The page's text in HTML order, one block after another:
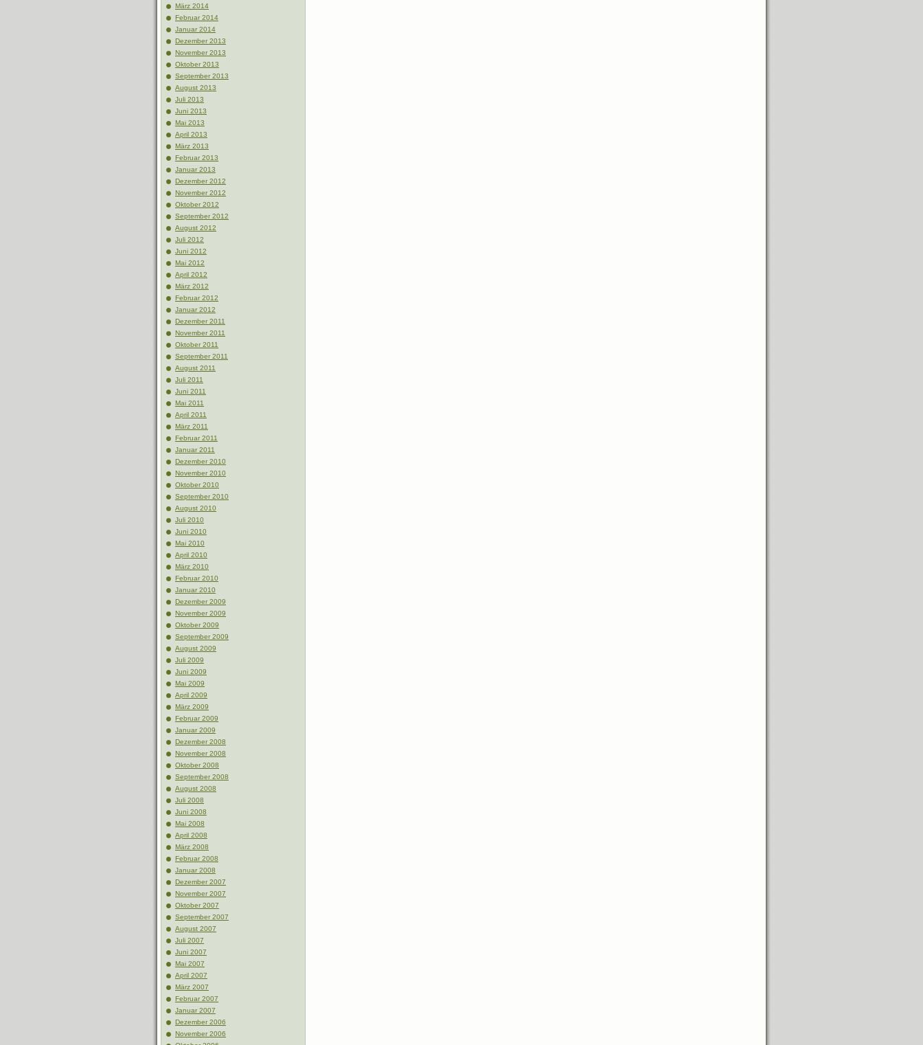
März 2014
Februar 2014
Januar 2014
Dezember 2013
November 2013
Oktober 2013
September 2013
August 2013
Juli 2013
Juni 2013
Mai 2013
April 2013
März 2013
Februar 2013
Januar 2013
Dezember 2012
November 2012
Oktober 2012
September 2012
August 2012
Juli 2012
Juni 2012
Mai 2012
April 2012
März 2012
Februar 2012
Januar 2012
Dezember 2011
November 2011
Oktober 2011
September 2011
August 2011
Juli 2011
Juni 2011
Mai 2011
April 2011
März 2011
Februar 2011
Januar 2011
Dezember 2010
November 2010
Oktober 2010
September 2010
August 2010
Juli 2010
Juni 2010
Mai 2010
April 2010
März 2010
Februar 2010
Januar 2010
Dezember 2009
November 2009
Oktober 2009
September 2009
August 2009
Juli 2009
Juni 2009
Mai 2009
April 2009
März 2009
Februar 2009
Januar 2009
Dezember 2008
November 2008
Oktober 2008
September 2008
August 2008
Juli 2008
Juni 2008
Mai 2008
April 2008
März 2008
Februar 2008
Januar 2008
Dezember 2007
November 2007
Oktober 2007
September 2007
August 2007
Juli 2007
Juni 2007
Mai 2007
April 2007
März 2007
Februar 2007
Januar 2007
Dezember 2006
November 2006